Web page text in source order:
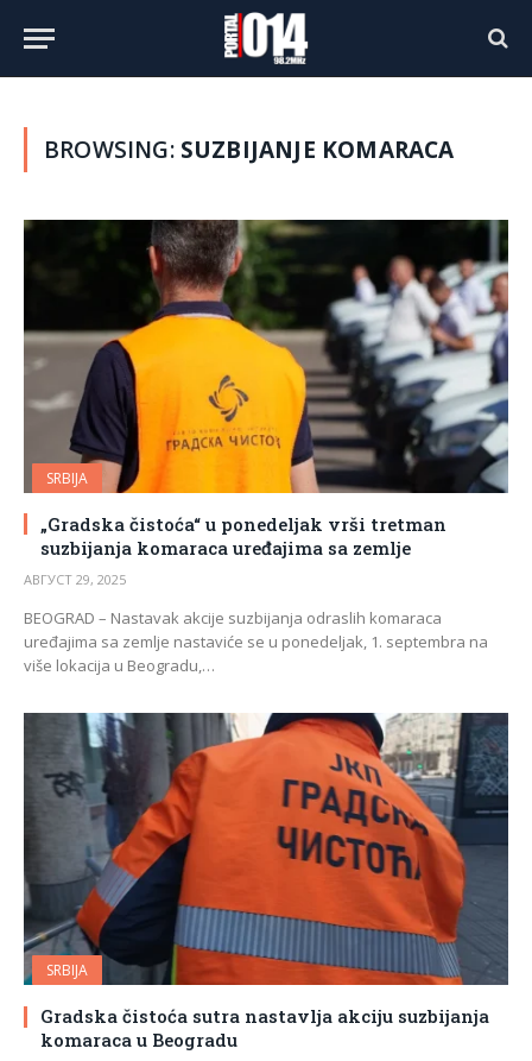
BROWSING: SUZBIJANJE KOMARACA
SRBIJA
„Gradska čistoća“ u ponedeljak vrši tretman
suzbijanja komaraca uređajima sa zemlje
АВГУСТ 29, 2025
BEOGRAD – Nastavak akcije suzbijanja odraslih komaraca
uređajima sa zemlje nastaviće se u ponedeljak, 1. septembra na
više lokacija u Beogradu,…
SRBIJA
Gradska čistoća sutra nastavlja akciju suzbijanja
komaraca u Beogradu